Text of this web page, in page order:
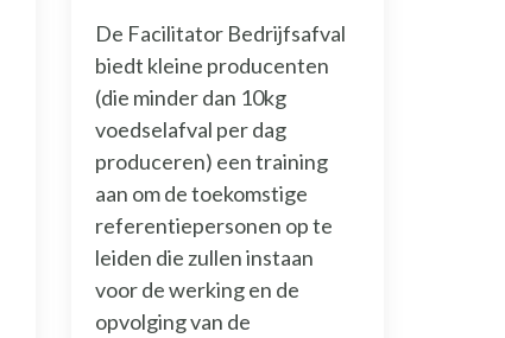
De Facilitator Bedrijfsafval
biedt kleine producenten
(die minder dan 10kg
voedselafval per dag
produceren) een training
aan om de toekomstige
referentiepersonen op te
leiden die zullen instaan
voor de werking en de
opvolging van de